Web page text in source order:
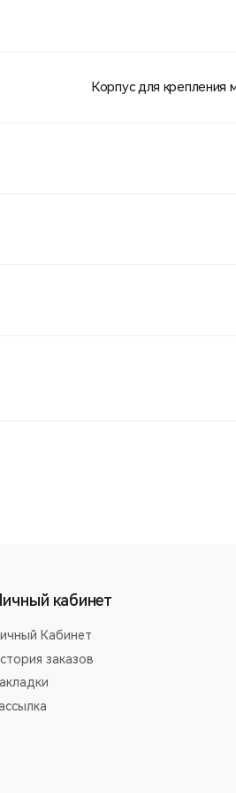
Корпус для крепления
кабинет
Кабинет
заказов